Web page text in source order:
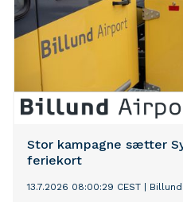
Stor kampagne sætter
feriekort
13.7.2026 08:00:29 CEST